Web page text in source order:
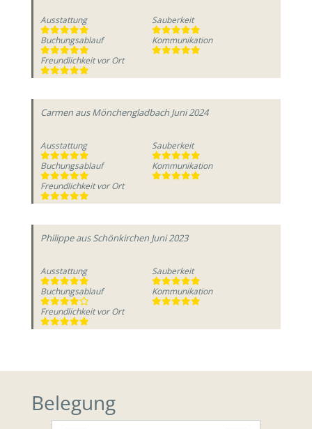
Ausstattung
Sauberkeit
Buchungsablauf
Kommunikation
Freundlichkeit vor Ort
Carmen aus Mönchengladbach Juni 2024
Ausstattung
Sauberkeit
Buchungsablauf
Kommunikation
Freundlichkeit vor Ort
Philippeaus Schönkirchen Juni 2023
Ausstattung
Sauberkeit
Buchungsablauf
Kommunikation
Freundlichkeit vor Ort
Belegung